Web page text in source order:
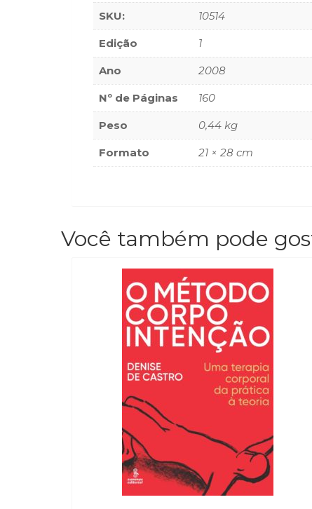
SKU: 10514
Edição 1
Ano 2008
Nº de Páginas 160
Peso 0,44 kg
Formato 21 × 28 cm
Você também pode